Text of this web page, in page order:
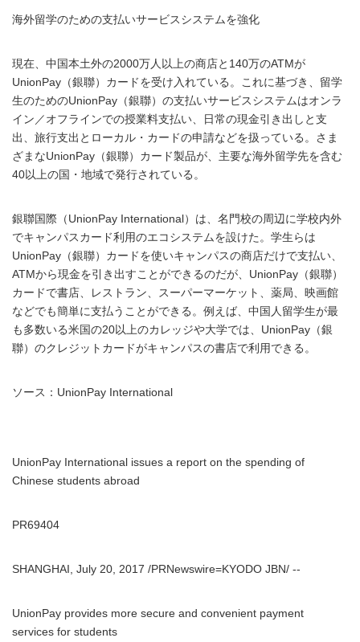
海外留学のための支払いサービスシステムを強化
現在、中国本土外の2000万人以上の商店と140万のATMが
UnionPay（銀聯）カードを受け入れている。これに基づき、留学
生のためのUnionPay（銀聯）の支払いサービスシステムはオンラ
イン／オフラインでの授業料支払い、日常の現金引き出しと支
出、旅行支出とローカル・カードの申請などを扱っている。さま
ざまなUnionPay（銀聯）カード製品が、主要な海外留学先を含む
40以上の国・地域で発行されている。
銀聯国際（UnionPay International）は、名門校の周辺に学校内外
でキャンパスカード利用のエコシステムを設けた。学生らは
UnionPay（銀聯）カードを使いキャンパスの商店だけで支払い、
ATMから現金を引き出すことができるのだが、UnionPay（銀聯）
カードで書店、レストラン、スーパーマーケット、薬局、映画館
などでも簡単に支払うことができる。例えば、中国人留学生が最
も多数いる米国の20以上のカレッジや大学では、UnionPay（銀
聯）のクレジットカードがキャンパスの書店で利用できる。
ソース：UnionPay International
UnionPay International issues a report on the spending of
Chinese students abroad
PR69404
SHANGHAI, July 20, 2017 /PRNewswire=KYODO JBN/ --
UnionPay provides more secure and convenient payment
services for students